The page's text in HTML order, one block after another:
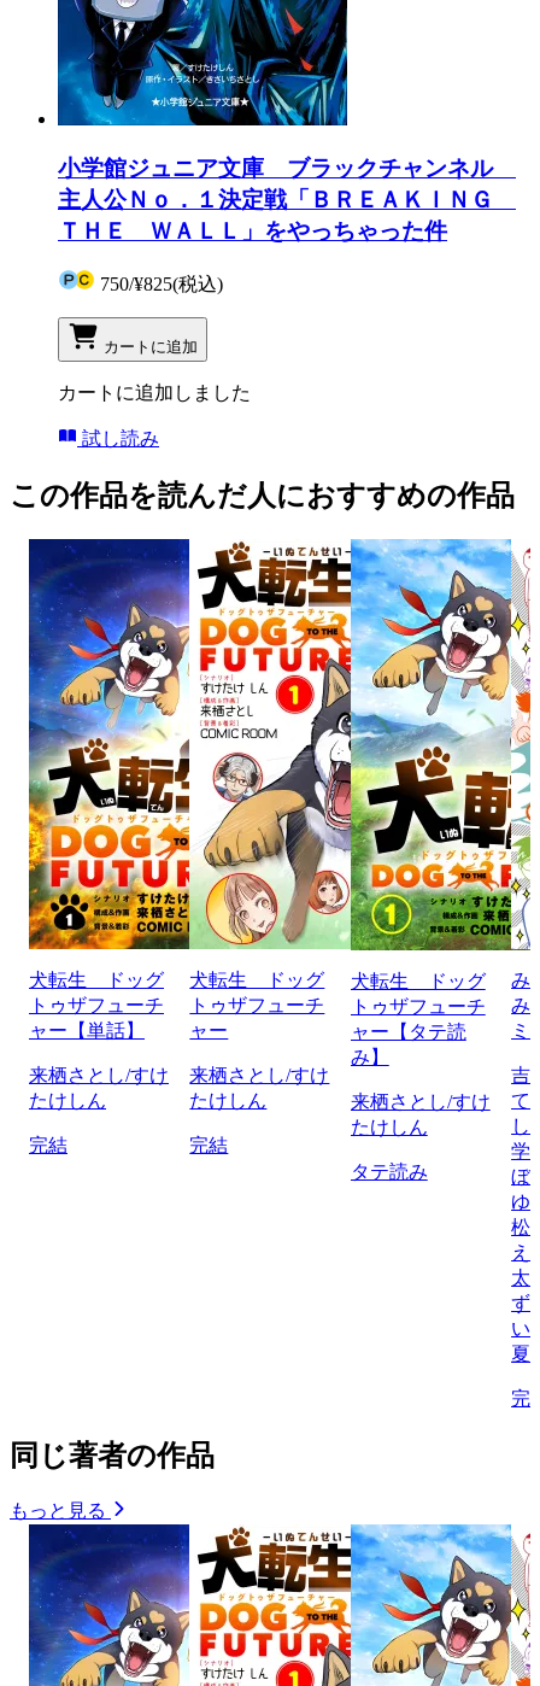
小学館ジュニア文庫 ブラックチャンネル
主人公Ｎｏ．１決定戦「ＢＲＥＡＫＩＮＧ
ＴＨＥ ＷＡＬＬ」をやっちゃった件
750/¥825(税込)
カートに追加
カートに追加しました
試し読み
この作品を読んだ人におすすめの作品
犬転生 ドッグ
トゥザフューチ
ャー【単話】
来栖さとし/すけ
たけしん
完結
犬転生 ドッグ
トゥザフューチ
ャー
来栖さとし/すけ
たけしん
完結
犬転生 ドッグ
トゥザフューチ
ャー【タテ読
み】
来栖さとし/すけ
たけしん
タテ読み
み
み
ミ
吉
て
し
学
ぼ/
ゆ
松
え
太
ず
い
夏
完
同じ著者の作品
もっと見る